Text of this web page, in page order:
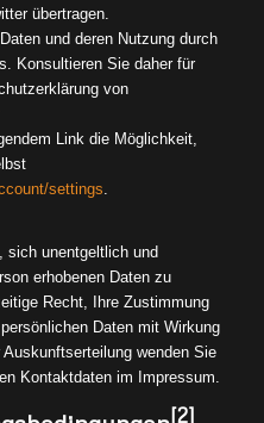
übertragen.
und deren Nutzung durch
Konsultieren Sie daher für
von
Link die Möglichkeit,
settings.
sich unentgeltlich und
erhobenen Daten zu
Recht, Ihre Zustimmung
Daten mit Wirkung
wenden Sie
Kontaktdaten im Impressum.
[2]